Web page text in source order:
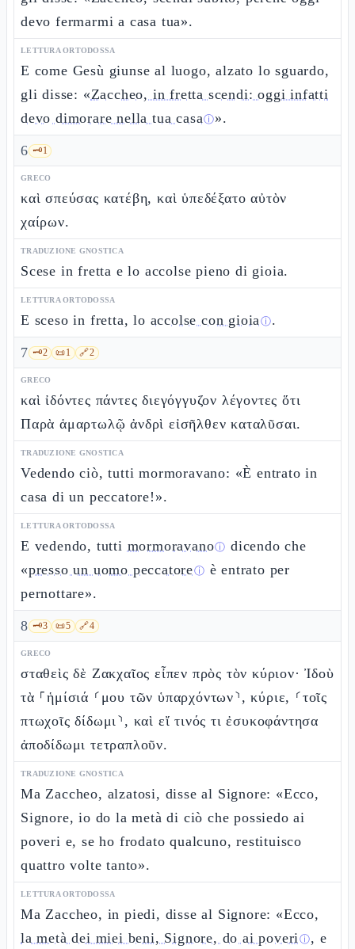
devo fermarmi a casa tua».
LETTURA ORTODOSSA
E come Gesù giunse al luogo, alzato lo sguardo,
gli disse: «Zaccheo, in fretta scendi: oggi infatti
devo dimorare nella tua casaⓘ».
6 🗝️1
GRECO
καὶ σπεύσας κατέβη, καὶ ὑπεδέξατο αὐτὸν
χαίρων.
TRADUZIONE GNOSTICA
Scese in fretta e lo accolse pieno di gioia.
LETTURA ORTODOSSA
E sceso in fretta, lo accolse con gioiaⓘ.
7 🗝️2 📜1 🔗2
GRECO
καὶ ἰδόντες πάντες διεγόγγυζον λέγοντες ὅτι
Παρὰ ἁμαρτωλῷ ἀνδρὶ εἰσῆλθεν καταλῦσαι.
TRADUZIONE GNOSTICA
Vedendo ciò, tutti mormoravano: «È entrato in
casa di un peccatore!».
LETTURA ORTODOSSA
E vedendo, tutti mormoravanoⓘ dicendo che
«presso un uomo peccatoreⓘ è entrato per
pernottare».
8 🗝️3 📜5 🔗4
GRECO
σταθεὶς δὲ Ζακχαῖος εἶπεν πρὸς τὸν κύριον· Ἰδοὺ
τὰ ⸀ἡμίσιά ⸂μου τῶν ὑπαρχόντων⸃, κύριε, ⸂τοῖς
πτωχοῖς δίδωμι⸃, καὶ εἴ τινός τι ἐσυκοφάντησα
ἀποδίδωμι τετραπλοῦν.
TRADUZIONE GNOSTICA
Ma Zaccheo, alzatosi, disse al Signore: «Ecco,
Signore, io do la metà di ciò che possiedo ai
poveri e, se ho frodato qualcuno, restituisco
quattro volte tanto».
LETTURA ORTODOSSA
Ma Zaccheo, in piedi, disse al Signore: «Ecco,
la metà dei miei beni, Signore, do ai poveriⓘ, e